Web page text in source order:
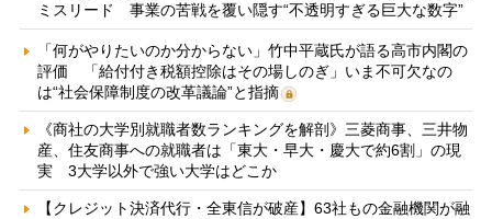
ミスリード 事業の苦戦を覆い隠す“不透明すぎる巨大な数字”
「何がやりたいのか分からない」竹中平蔵氏が語る高市内閣の
評価 「給付付き税額控除はその場しのぎ」いま不可欠なの
は“社会保障制度の改革議論”と指摘
《商社の大学別就職者数ランキングを解剖》三菱商事、三井物
産、住友商事への就職者は「東大・早大・慶大で約6割」の現
実 3大学以外で強い大学はどこか
【クレジット決済代行・全東信が破産】63社もの金融機関が融